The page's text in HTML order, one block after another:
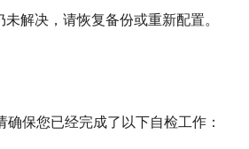
l1-1-
解决，请恢复备份或重新配置。
保您已经完成了以下自检工作：